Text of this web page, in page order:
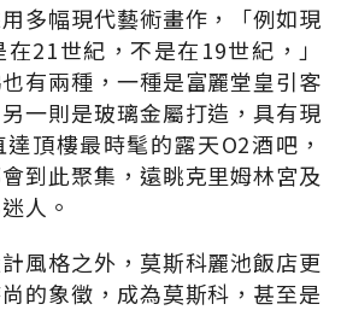
多幅現代藝術畫作，「例如現
21世紀，不是在19世紀，」
有兩種，一種是富麗堂皇引客
一則是玻璃金屬打造，具有現
頂樓最時髦的露天O2酒吧，
到此聚集，遠眺克里姆林宮及
人。
風格之外，莫斯科麗池飯店更
的象徵，成為莫斯科，甚至是